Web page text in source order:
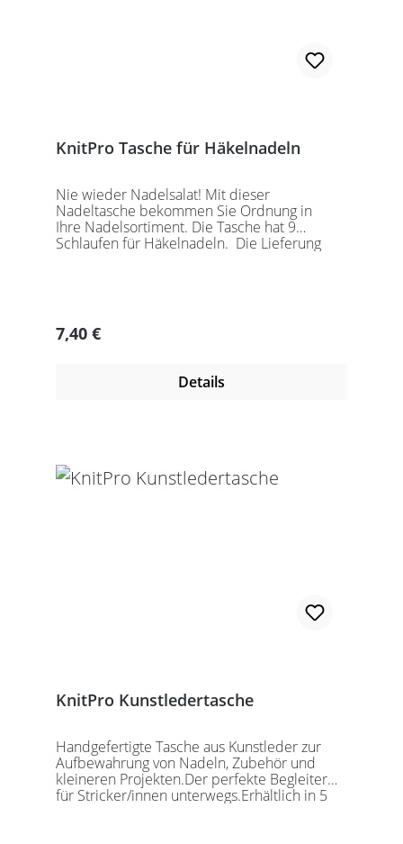
KnitPro Tasche für Häkelnadeln
Nie wieder Nadelsalat! Mit dieser
Nadeltasche bekommen Sie Ordnung in
Ihre Nadelsortiment. Die Tasche hat 9
Schlaufen für Häkelnadeln. Die Lieferung
Regulärer Preis:
7,40 €
Details
KnitPro Kunstledertasche
Handgefertigte Tasche aus Kunstleder zur
Aufbewahrung von Nadeln, Zubehör und
kleineren Projekten.Der perfekte Begleiter
für Stricker/innen unterwegs.Erhältlich in 5